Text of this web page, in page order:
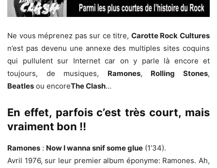
Ne vous méprenez pas sur ce titre, Carotte Rock Cultures
n’est pas devenu une annexe des multiples sites coquins
qui pullulent sur Internet car on y parle là encore et
toujours, de musiques, Ramones, Rolling Stones,
Beatles ou encoreThe Clash…
En effet, parfois c’est très court, mais
vraiment bon !!
Ramones : Now I wanna snif some glue (1’34).
Avril 1976, sur leur premier album éponyme: Ramones. Ah,